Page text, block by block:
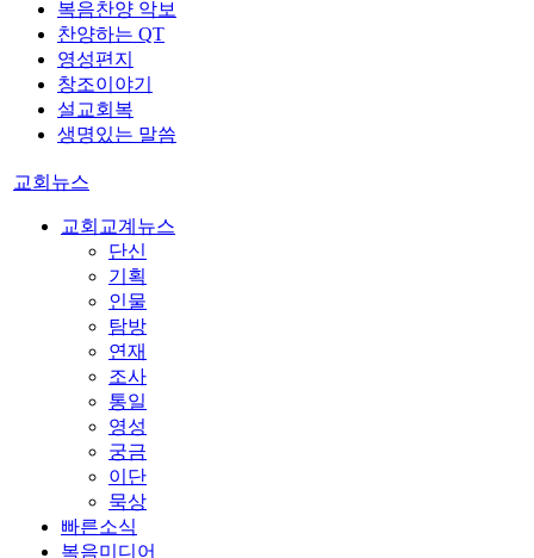
복음찬양 악보
찬양하는 QT
영성편지
창조이야기
설교회복
생명있는 말씀
교회뉴스
교회교계뉴스
단신
기획
인물
탐방
연재
조사
통일
영성
궁금
이단
묵상
빠른소식
복음미디어